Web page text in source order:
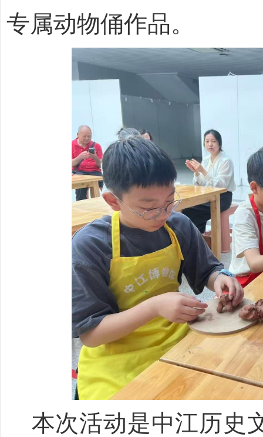
专属动物俑作品。
本次活动是中江历史